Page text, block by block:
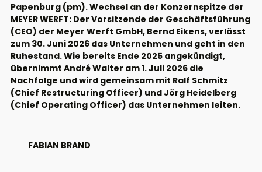
Papenburg (pm). Wechsel an der Konzernspitze der
MEYER WERFT: Der Vorsitzende der Geschäftsführung
(CEO) der Meyer Werft GmbH, Bernd Eikens, verlässt
zum 30. Juni 2026 das Unternehmen und geht in den
Ruhestand. Wie bereits Ende 2025 angekündigt,
übernimmt André Walter am 1. Juli 2026 die
Nachfolge und wird gemeinsam mit Ralf Schmitz
(Chief Restructuring Officer) und Jörg Heidelberg
(Chief Operating Officer) das Unternehmen leiten.
FABIAN BRAND